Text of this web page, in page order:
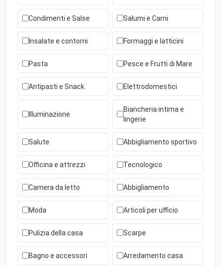
Condimenti e Salse Salumi e Carni
Insalate e contorni Formaggi e latticini
Pasta Pesce e Frutti di Mare
Antipasti e Snack Elettrodomestici
Illuminazione
Biancheria intima e
lingerie
Salute Abbigliamento sportivo
Officina e attrezzi Tecnologico
Camera da letto Abbigliamento
Moda Articoli per ufficio
Pulizia della casa Scarpe
Bagno e accessori Arredamento casa